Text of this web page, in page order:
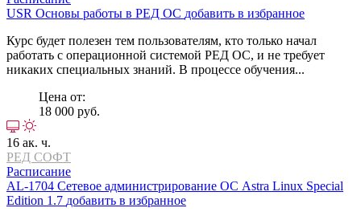
USR Основы работы в РЕД ОС добавить в избранное
Курс будет полезен тем пользователям, кто только начал
работать с операционной системой РЕД ОС, и не требует
никаких специальных знаний. В процессе обучения...
Цена от:
18 000 руб.
16 ак. ч.
РЕД СОФТ
Расписание
AL-1704 Сетевое администрирование ОС Astra Linux Special
Edition 1.7 добавить в избранное